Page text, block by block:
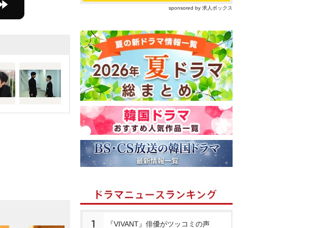
sponsored by 求人ボックス
1 『VIVANT』俳優がツッコミの声